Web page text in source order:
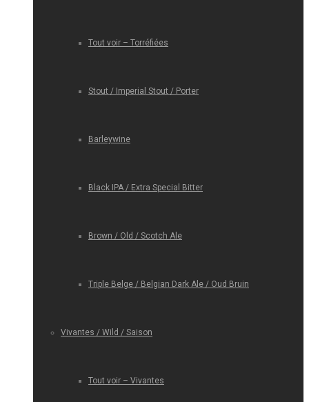
Tout voir – Torréfiées
Stout / Imperial Stout / Porter
Barleywine
Black IPA / Extra Special Bitter
Brown / Old / Scotch Ale
Triple Belge / Belgian Dark Ale / Oud Bruin
Vivantes / Wild / Saison
Tout voir – Vivantes